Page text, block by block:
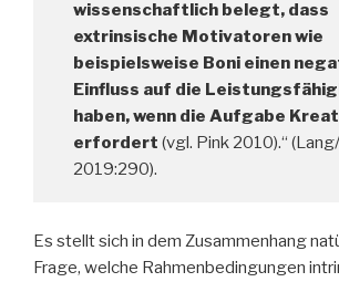
wissenschaftlich belegt, dass
extrinsische Motivatoren wie
beispielsweise Boni einen
Einfluss auf die
haben, wenn die Aufgabe
erfordert (vgl. Pink 2010).“
2019:290).
Es stellt sich in dem Zusammenhang
Frage, welche Rahmenbedingungen